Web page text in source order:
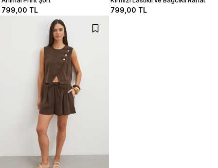
799,00 TL
Kesim Şort
799,00 TL